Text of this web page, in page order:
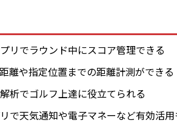
リでラウンド中にスコア管理できる
離や指定位置までの距離計測ができる
析でゴルフ上達に役立てられる
で天気通知や電子マネーなど有効活用